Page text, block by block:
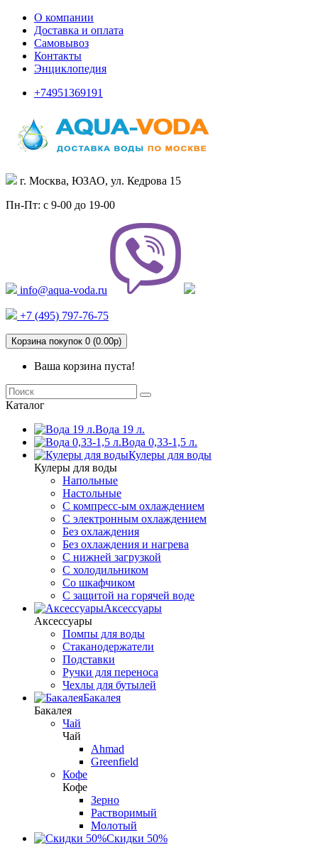
О компании
Доставка и оплата
Самовывоз
Контакты
Энциклопедия
+74951369191
г. Москва, ЮЗАО, ул. Кедрова 15
Пн-Пт: с 9-00 до 19-00
info@aqua-voda.ru
+7 (495) 797-76-75
Корзина покупок 0 (0.00р)
Ваша корзина пуста!
Каталог
Вода 19 л.
Вода 0,33-1,5 л.
Кулеры для воды
Кулеры для воды
Напольные
Настольные
С компресс-ым охлаждением
С электронным охлаждением
Без охлаждения
Без охлаждения и нагрева
С нижней загрузкой
С холодильником
Со шкафчиком
С защитой на горячей воде
Аксессуары
Аксессуары
Помпы для воды
Стаканодержатели
Подставки
Ручки для переноса
Чехлы для бутылей
Бакалея
Бакалея
Чай
Чай
Ahmad
Greenfield
Кофе
Кофе
Зерно
Растворимый
Молотый
Скидки 50%